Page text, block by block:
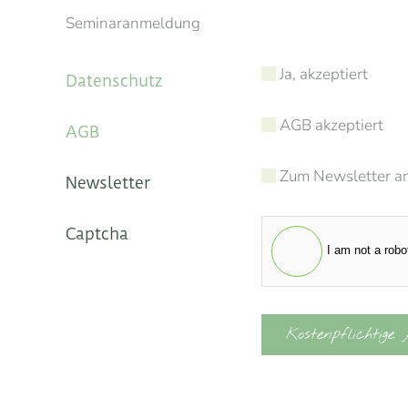
Seminaranmeldung
Datenschutz Ja, akzeptiert
AGB AGB akzeptiert
Newsletter Zum Newsletter
Captcha
I am not a
Kostenpflichtige